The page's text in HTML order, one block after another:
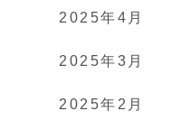
2025年4月
2025年3月
2025年2月